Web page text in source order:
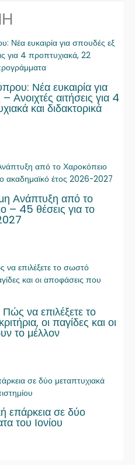
Νέα ευκαιρία για
αιτήσεις για 4
και διδακτορικά
Ανάπτυξη από το
– 45 θέσεις για το
να επιλέξετε το
οι παγίδες και οι
το μέλλον
επάρκεια σε δύο
του Ιονίου